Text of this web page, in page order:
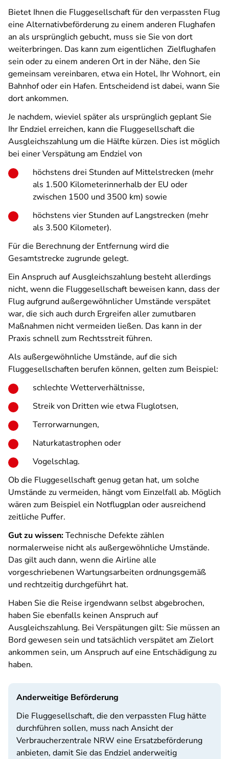
Bietet Ihnen die Fluggesellschaft für den verpassten Flug
eine Alternativbeförderung zu einem anderen Flughafen
an als ursprünglich gebucht, muss sie Sie von dort
weiterbringen. Das kann zum eigentlichen Zielflughafen
sein oder zu einem anderen Ort in der Nähe, den Sie
gemeinsam vereinbaren, etwa ein Hotel, Ihr Wohnort, ein
Bahnhof oder ein Hafen. Entscheidend ist dabei, wann Sie
dort ankommen.
Je nachdem, wieviel später als ursprünglich geplant Sie
Ihr Endziel erreichen, kann die Fluggesellschaft die
Ausgleichszahlung um die Hälfte kürzen. Dies ist möglich
bei einer Verspätung am Endziel von
höchstens drei Stunden auf Mittelstrecken (mehr
als 1.500 Kilometerinnerhalb der EU oder
zwischen 1500 und 3500 km) sowie
höchstens vier Stunden auf Langstrecken (mehr
als 3.500 Kilometer).
Für die Berechnung der Entfernung wird die
Gesamtstrecke zugrunde gelegt.
Ein Anspruch auf Ausgleichszahlung besteht allerdings
nicht, wenn die Fluggesellschaft beweisen kann, dass der
Flug aufgrund außergewöhnlicher Umstände verspätet
war, die sich auch durch Ergreifen aller zumutbaren
Maßnahmen nicht vermeiden ließen. Das kann in der
Praxis schnell zum Rechtsstreit führen.
Als außergewöhnliche Umstände, auf die sich
Fluggesellschaften berufen können, gelten zum Beispiel:
schlechte Wetterverhältnisse,
Streik von Dritten wie etwa Fluglotsen,
Terrorwarnungen,
Naturkatastrophen oder
Vogelschlag.
Ob die Fluggesellschaft genug getan hat, um solche
Umstände zu vermeiden, hängt vom Einzelfall ab. Möglich
wären zum Beispiel ein Notflugplan oder ausreichend
zeitliche Puffer.
Gut zu wissen:Technische Defekte zählen
normalerweise nicht als außergewöhnliche Umstände.
Das gilt auch dann, wenn die Airline alle
vorgeschriebenen Wartungsarbeiten ordnungsgemäß
und rechtzeitig durchgeführt hat.
Haben Sie die Reise irgendwann selbst abgebrochen,
haben Sie ebenfalls keinen Anspruch auf
Ausgleichszahlung. Bei Verspätungen gilt: Sie müssen an
Bord gewesen sein und tatsächlich verspätet am Zielort
ankommen sein, um Anspruch auf eine Entschädigung zu
haben.
Anderweitige Beförderung
Die Fluggesellschaft, die den verpassten Flug hätte
durchführen sollen, muss nach Ansicht der
Verbraucherzentrale NRW eine Ersatzbeförderung
anbieten, damit Sie das Endziel anderweitig